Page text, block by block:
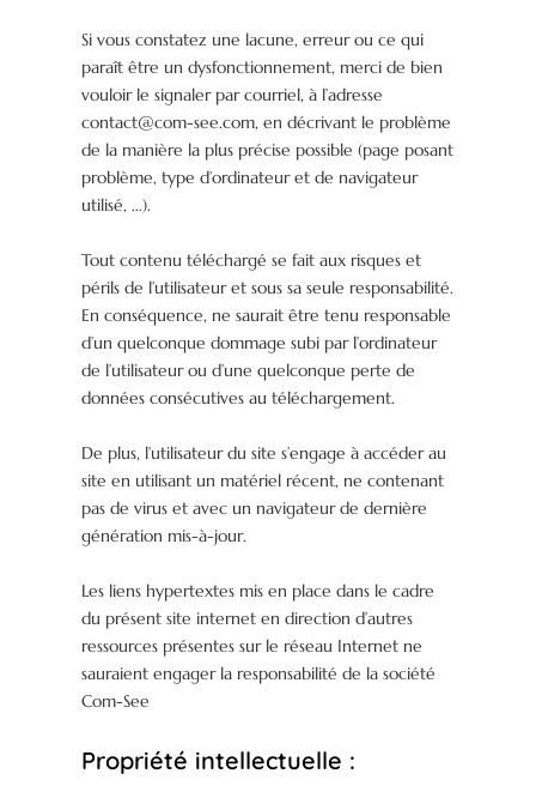
Si vous constatez une lacune, erreur ou ce qui
paraît être un dysfonctionnement, merci de bien
vouloir le signaler par courriel, à l’adresse
contact@com-see.com, en décrivant le problème
de la manière la plus précise possible (page posant
problème, type d’ordinateur et de navigateur
utilisé, …).
Tout contenu téléchargé se fait aux risques et
périls de l’utilisateur et sous sa seule responsabilité.
En conséquence, ne saurait être tenu responsable
d’un quelconque dommage subi par l’ordinateur
de l’utilisateur ou d’une quelconque perte de
données consécutives au téléchargement.
De plus, l’utilisateur du site s’engage à accéder au
site en utilisant un matériel récent, ne contenant
pas de virus et avec un navigateur de dernière
génération mis-à-jour.
Les liens hypertextes mis en place dans le cadre
du présent site internet en direction d’autres
ressources présentes sur le réseau Internet ne
sauraient engager la responsabilité de la société
Com-See
Propriété intellectuelle :